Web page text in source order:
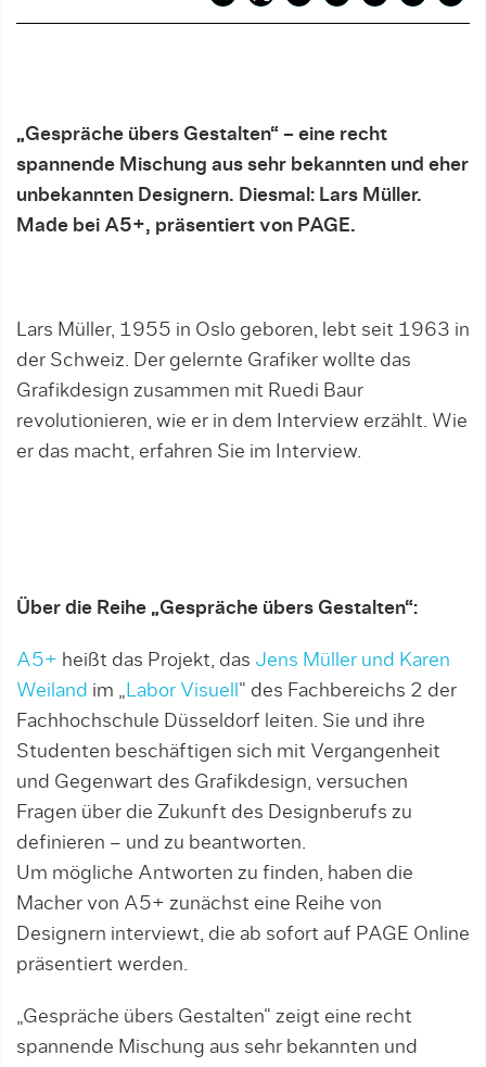
„Gespräche übers Gestalten“ – eine recht
spannende Mischung aus sehr bekannten und eher
unbekannten Designern. Diesmal: Lars Müller.
Made bei A5+, präsentiert von PAGE.
Lars Müller, 1955 in Oslo geboren, lebt seit 1963 in
der Schweiz. Der gelernte Grafiker wollte das
Grafikdesign zusammen mit Ruedi Baur
revolutionieren, wie er in dem Interview erzählt. Wie
er das macht, erfahren Sie im Interview.
Über die Reihe „Gespräche übers Gestalten“:
A5+ heißt das Projekt, das Jens Müller und Karen
Weiland im „ Labor Visuell “ des Fachbereichs 2 der
Fachhochschule Düsseldorf leiten. Sie und ihre
Studenten beschäftigen sich mit Vergangenheit
und Gegenwart des Grafikdesign, versuchen
Fragen über die Zukunft des Designberufs zu
definieren – und zu beantworten.
Um mögliche Antworten zu finden, haben die
Macher von A5+ zunächst eine Reihe von
Designern interviewt, die ab sofort auf PAGE Online
präsentiert werden.
„Gespräche übers Gestalten“ zeigt eine recht
spannende Mischung aus sehr bekannten und